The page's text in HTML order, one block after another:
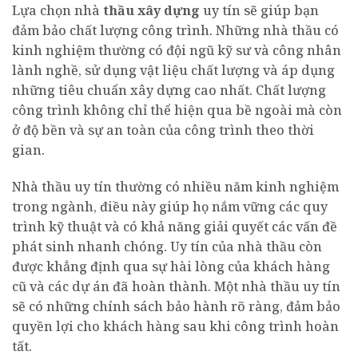
Lựa chọn nhà thầu xây dựng uy tín sẽ giúp bạn
đảm bảo chất lượng công trình. Những nhà thầu có
kinh nghiệm thường có đội ngũ kỹ sư và công nhân
lành nghề, sử dụng vật liệu chất lượng và áp dụng
những tiêu chuẩn xây dựng cao nhất. Chất lượng
công trình không chỉ thể hiện qua bề ngoài mà còn
ở độ bền và sự an toàn của công trình theo thời
gian.
Nhà thầu uy tín thường có nhiều năm kinh nghiệm
trong ngành, điều này giúp họ nắm vững các quy
trình kỹ thuật và có khả năng giải quyết các vấn đề
phát sinh nhanh chóng. Uy tín của nhà thầu còn
được khẳng định qua sự hài lòng của khách hàng
cũ và các dự án đã hoàn thành. Một nhà thầu uy tín
sẽ có những chính sách bảo hành rõ ràng, đảm bảo
quyền lợi cho khách hàng sau khi công trình hoàn
tất.